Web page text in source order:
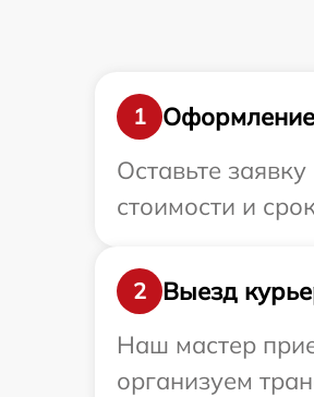
1
Оставьте
стоимости и
2
Выезд
Наш мастер
организуем